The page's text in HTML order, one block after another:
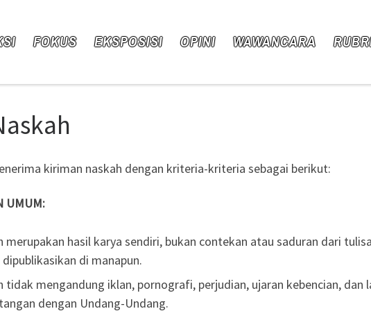
FOKUS EKSPOSISI OPINI WAWANCARA
kiriman naskah dengan kriteria-kriteria sebagai berikut:
UMUM:
merupakan hasil karya sendiri, bukan contekan atau saduran dari
dipublikasikan di manapun.
tidak mengandung iklan, pornografi, perjudian, ujaran kebencian, dan
dengan Undang-Undang.